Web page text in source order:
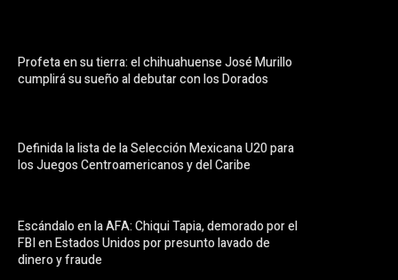
Profeta en su tierra: el chihuahuense José Murillo
cumplirá su sueño al debutar con los Dorados
Definida la lista de la Selección Mexicana U20 para
los Juegos Centroamericanos y del Caribe
Escándalo en la AFA: Chiqui Tapia, demorado por el
FBI en Estados Unidos por presunto lavado de
dinero y fraude